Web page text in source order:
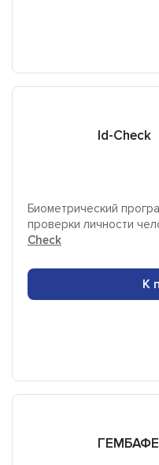
Id-Check
Биометрический
проверки личности
Check
К